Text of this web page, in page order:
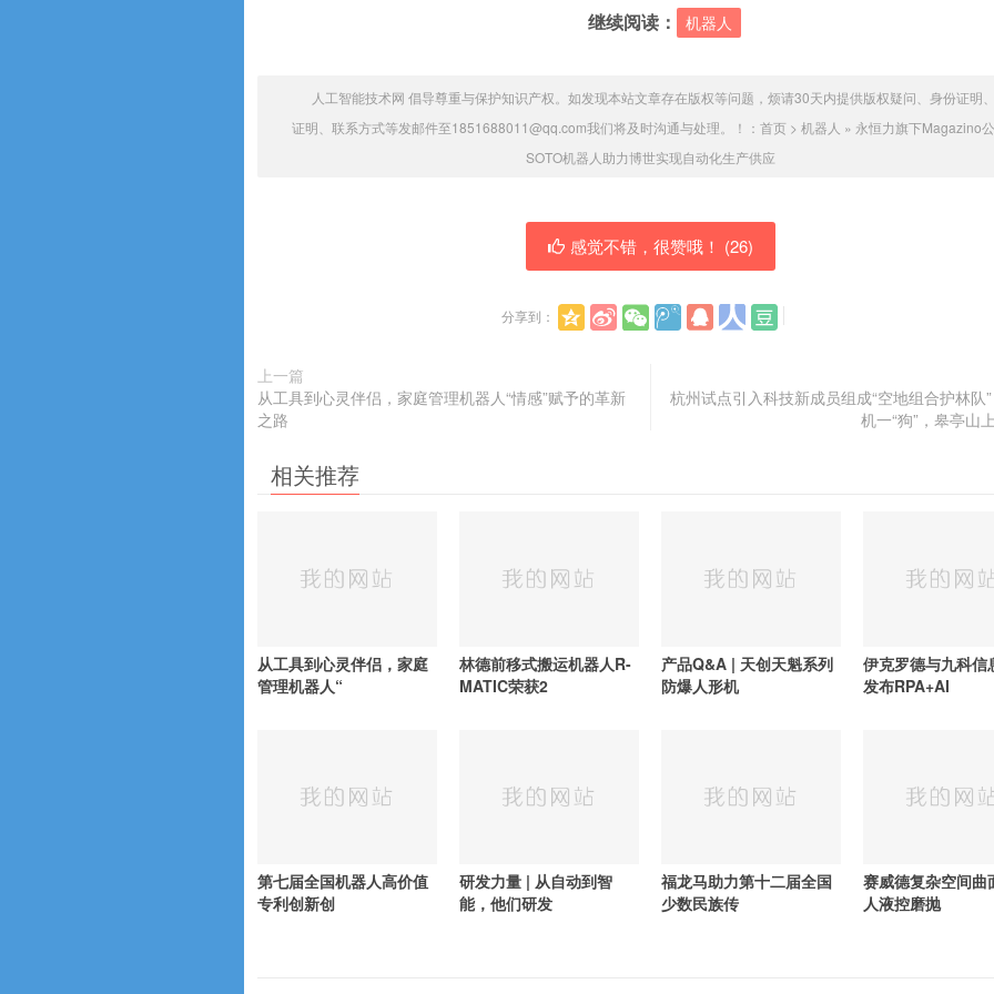
继续阅读： 机器人
人工智能技术网 倡导尊重与保护知识产权。如发现本站文章存在版权等问题，烦请30天内提供版权疑问、身份证明
证明、联系方式等发邮件至1851688011@qq.com我们将及时沟通与处理。！： 首页 > 机器人 » 永恒力旗下Magazino
SOTO机器人助力博世实现自动化生产供应
感觉不错，很赞哦！ (26)
分享到：
上一篇
从工具到心灵伴侣，家庭管理机器人“情感”赋予的革新
之路
杭州试点引入科技新成员组成“空地组合护林队
机一“狗”，皋亭山
相关推荐
从工具到心灵伴侣，家庭
管理机器人“
林德前移式搬运机器人R-
MATIC荣获2
产品Q&A | 天创天魁系列
防爆人形机
伊克罗德与九科信
发布RPA+AI
第七届全国机器人高价值
专利创新创
研发力量 | 从自动到智
能，他们研发
福龙马助力第十二届全国
少数民族传
赛威德复杂空间曲
人液控磨抛